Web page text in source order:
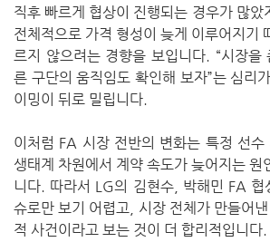
직후 빠르게 협상이 진행되는 경우가 많
전체적으로 가격 형성이 늦게 이루어지기
르지 않으려는 경향을 보입니다. “시장을
른 구단의 움직임도 확인해 보자”는 심리
이밍이 뒤로 밀립니다.
이처럼 FA 시장 전반의 변화는 특정 선수
생태계 차원에서 계약 속도가 늦어지는 원
니다. 따라서 LG의 김현수, 박해민 FA 협
슈로만 보기 어렵고, 시장 전체가 만들어
적 사건이라고 보는 것이 더 합리적입니다.